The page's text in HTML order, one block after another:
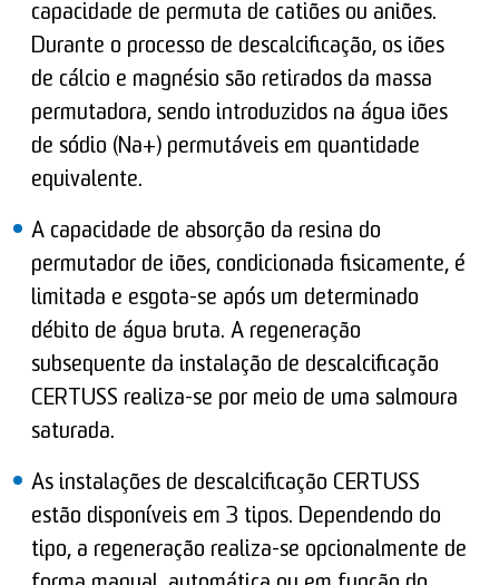
capacidade de permuta de catiões ou aniões.
Durante o processo de descalcificação, os iões
de cálcio e magnésio são retirados da massa
permutadora, sendo introduzidos na água iões
de sódio (Na+) permutáveis em quantidade
equivalente.
A capacidade de absorção da resina do
permutador de iões, condicionada fisicamente, é
limitada e esgota-se após um determinado
débito de água bruta. A regeneração
subsequente da instalação de descalcificação
CERTUSS realiza-se por meio de uma salmoura
saturada.
As instalações de descalcificação CERTUSS
estão disponíveis em 3 tipos. Dependendo do
tipo, a regeneração realiza-se opcionalmente de